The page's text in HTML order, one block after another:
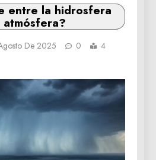
entre la hidrosfera
atmósfera?
De 2025 0
4